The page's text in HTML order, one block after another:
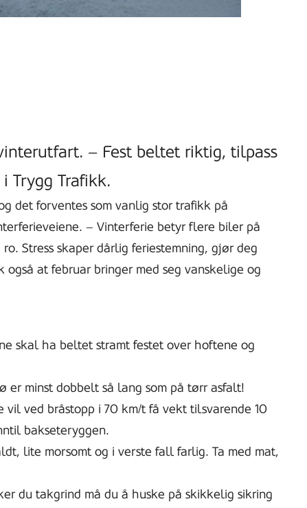
– Fest beltet riktig, tilpass
Trygg Trafikk.
det forventes som vanlig stor trafikk på
– Vinterferie betyr flere biler på
Stress skaper dårlig feriestemning, gjør deg
at februar bringer med seg vanskelige og
skal ha beltet stramt festet over hoftene og
minst dobbelt så lang som på tørr asfalt!
ved bråstopp i 70 km/t få vekt tilsvarende 10
bakseteryggen.
lite morsomt og i verste fall farlig. Ta med mat,
du takgrind må du å huske på skikkelig sikring